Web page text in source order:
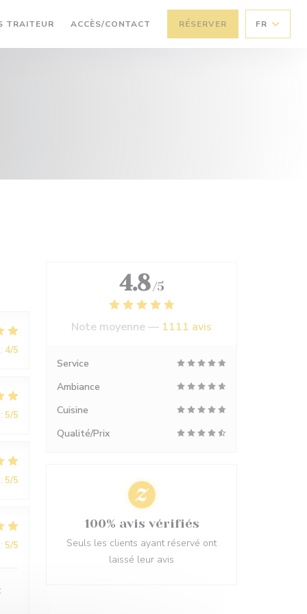
TRAITEUR((OUVRE UNE NOUVELLE FENÊTRE))
ACCÈS/CONTACT RÉSERVER FR
: 4/5
: 5/5
: 5/5
: 5/5
4.8 /5
Note moyenne — 1111 avis
Service
Ambiance
Cuisine
Qualité/Prix
100% avis vérifiés
Seuls les clients ayant réservé ont
laissé leur avis